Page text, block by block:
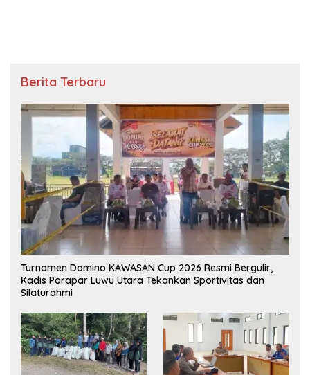
Berita Terbaru
Turnamen Domino KAWASAN Cup 2026 Resmi Bergulir,
Kadis Porapar Luwu Utara Tekankan Sportivitas dan
Silaturahmi